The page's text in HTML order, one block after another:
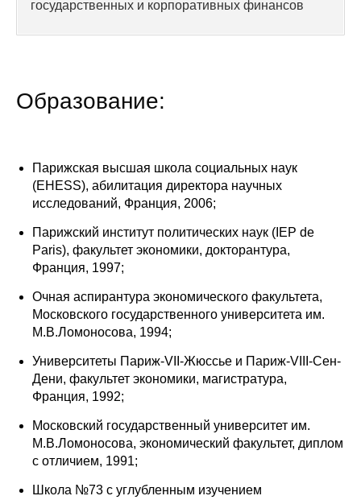
Общие требования
Выпуски
Редакционная этика
Информация для авторов
Общие требования
Стандарты оформления
Семинары
Энергетический семинар
Российско-французский семинар
ЦДУ
государственных и корпоративных финансов
Образование:
Парижская высшая школа социальных наук
(EHESS), абилитация директора научных
исследований, Франция, 2006;
Парижский институт политических наук (IEP de
Paris), факультет экономики, докторантура,
Франция, 1997;
Очная аспирантура экономического факультета,
Московского государственного университета им.
М.В.Ломоносова, 1994;
Университеты Париж-VII-Жюссье и Париж-VIII-Сен-
Дени, факультет экономики, магистратура,
Франция, 1992;
Московский государственный университет им.
М.В.Ломоносова, экономический факультет, диплом
с отличием, 1991;
Школа №73 с углубленным изучением